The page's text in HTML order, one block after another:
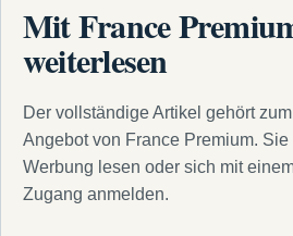
Mit France
weiterlesen
Der vollständige Artikel gehört
Angebot von France Premium.
Werbung lesen oder sich mit
Zugang anmelden.